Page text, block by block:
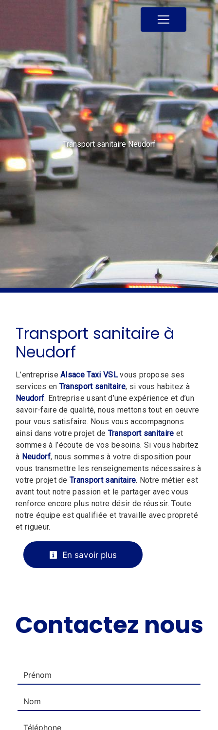
Transport sanitaire Neudorf
Transport sanitaire à
Neudorf
L’entrepriseAlsace Taxi VSLvous propose ses
services en Transport sanitaire, si vous habitez à
Neudorf. Entreprise usant d’une expérience et d’un
savoir-faire de qualité, nous mettons tout en oeuvre
pour vous satisfaire. Nous vous accompagnons
ainsi dans votre projet de Transport sanitaire et
sommes à l’écoute de vos besoins. Si vous habitez
à Neudorf, nous sommes à votre disposition pour
vous transmettre les renseignements nécessaires à
votre projet deTransport sanitaire. Notre métier est
avant tout notre passion et le partager avec vous
renforce encore plus notre désir de réussir. Toute
notre équipe est qualifiée et travaille avec propreté
et rigueur.
En savoir plus
Contactez nous
Panneau de gestion des cookies